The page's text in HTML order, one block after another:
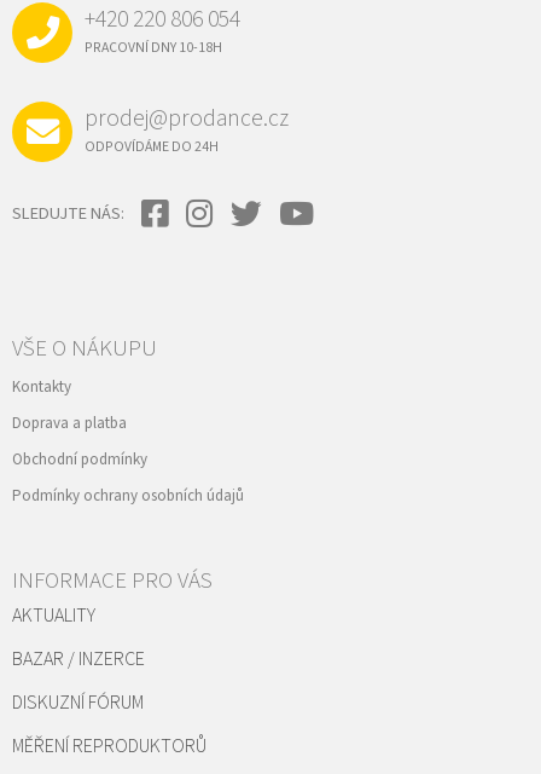
+420 220 806 054
PRACOVNÍ DNY 10-18H
prodej@prodance.cz
ODPOVÍDÁME DO 24H
SLEDUJTE NÁS:
VŠE O NÁKUPU
Kontakty
Doprava a platba
Obchodní podmínky
Podmínky ochrany osobních údajů
INFORMACE PRO VÁS
AKTUALITY
BAZAR / INZERCE
DISKUZNÍ FÓRUM
MĚŘENÍ REPRODUKTORŮ